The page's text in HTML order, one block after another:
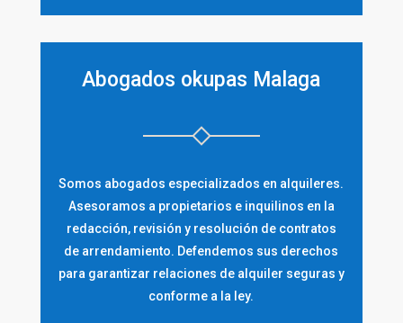
Abogados okupas Malaga
Somos abogados especializados en alquileres.
Asesoramos a propietarios e inquilinos en la
redacción, revisión y resolución de contratos
de arrendamiento. Defendemos sus derechos
para garantizar relaciones de alquiler seguras y
conforme a la ley.